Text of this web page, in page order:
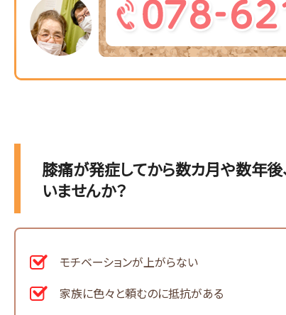
膝痛が発症してから数カ月や数年後
いませんか？
モチベーションが上がらない
家族に色々と頼むのに抵抗がある